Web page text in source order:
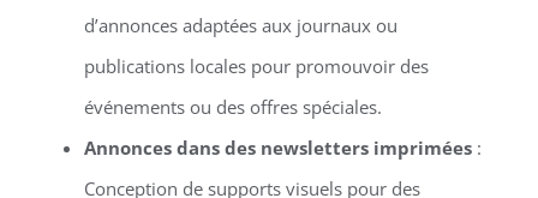
d’annonces adaptées aux journaux ou
publications locales pour promouvoir des
événements ou des offres spéciales.
Annonces dans des newsletters imprimées:
Conception de supports visuels pour des